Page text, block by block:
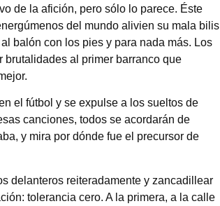
de la afición, pero sólo lo parece. Éste
del mundo alivien su mala bilis
balón con los pies y para nada más. Los
brutalidades al primer barranco que
el fútbol y se expulse a los sueltos de
canciones, todos se acordarán de
y mira por dónde fue el precursor de
delanteros reiteradamente y zancadillear
tolerancia cero. A la primera, a la calle